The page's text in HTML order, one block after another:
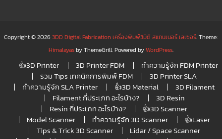
Copyright © 20263DD Digital Fabrication เครื่องพิมพ์3มิติ สแกนเนอร์ เลเซอร์. Theme:
Himalayasby ThemeGrill. Powered byWordPress.
👍3D Printer 3D Printer FDM
ทำความรู้จัก FDM Printer
รวม Tips เทคนิคการพิมพ์ FDM
3D Printer SLA
ทำความรู้จัก SLA Printer
👍3D Material
3D Filament
Filament กี่ประเภท อะไรบ้าง?
3D Resin
Resin กี่ประเภท อะไรบ้าง?
👍3D Scanner
Model Scanner
ทำความรู้จัก 3D Scanner
👍Laser
Tips & Trick 3D Scanner
Lidar / Space Scanner